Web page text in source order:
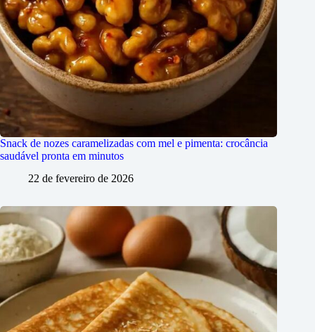
Snack de nozes caramelizadas com mel e pimenta: crocância
saudável pronta em minutos
22 de fevereiro de 2026